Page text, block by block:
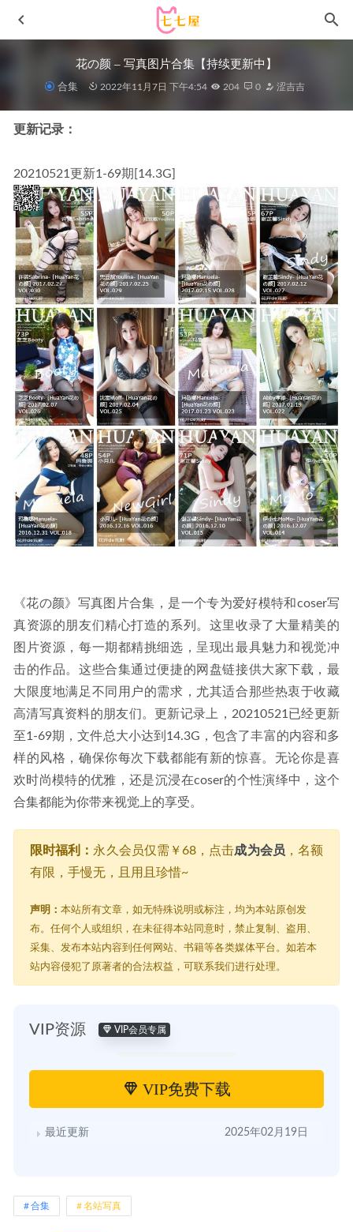
花の颜 – 写真图片合集【持续更新中】
合集 2022年11月7日 下午4:54 204 0 涩吉吉
更新记录：
20210521更新1-69期[14.3G]
《花の颜》写真图片合集，是一个专为爱好模特和coser写
真资源的朋友们精心打造的系列。这里收录了大量精美的
图片资源，每一期都精挑细选，呈现出最具魅力和视觉冲
击的作品。这些合集通过便捷的网盘链接供大家下载，最
大限度地满足不同用户的需求，尤其适合那些热衷于收藏
高清写真资料的朋友们。更新记录上，20210521已经更新
至1-69期，文件总大小达到14.3G，包含了丰富的内容和多
样的风格，确保你每次下载都能有新的惊喜。无论你是喜
欢时尚模特的优雅，还是沉浸在coser的个性演绎中，这个
合集都能为你带来视觉上的享受。
限时福利： 永久会员仅需￥68，点击成为会员 ，名额
有限，手慢无，且用且珍惜~
声明： 本站所有文章，如无特殊说明或标注，均为本站原创发
布。任何个人或组织，在未征得本站同意时，禁止复制、盗用、
采集、发布本站内容到任何网站、书籍等各类媒体平台。如若本
站内容侵犯了原著者的合法权益，可联系我们进行处理。
VIP资源 VIP会员专属
VIP免费下载
最近更新 2025年02月19日
合集 名站写真
普美Bomi – NO.37 [BLUECAKE] LUST + RED.Ver[140P-
1.38GB] 2022-10-10
孫樂樂 –NO.030[Loozy] Officegirls Vacation Vol.2 Son Ye –
Eun[85P/795MB] 2022-05-06
水淼aqua – NO.243 [Patreon] 25.09 T2 Reze (Chainsaw Man)
[60P-93MB] 2026-01-17
韩国@Hanari(하나리) – 写真图片合集【持续更新中】
2024-05-22
九言 – NO.18 优菈 [40P10V-1.41G] 2023-08-14